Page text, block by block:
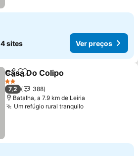
4 sites Ver preços
PartilharAdicionar aos favoritos
Casa Do Colipo
2 Estrelas
7,2
388
Batalha, a 7.9 km de Leiria
Um refúgio rural tranquiloVer preços